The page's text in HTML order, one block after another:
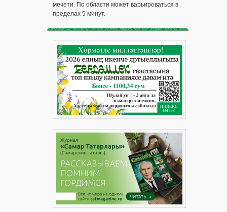
мечети. По области может варьироваться в
пределах 5 минут.